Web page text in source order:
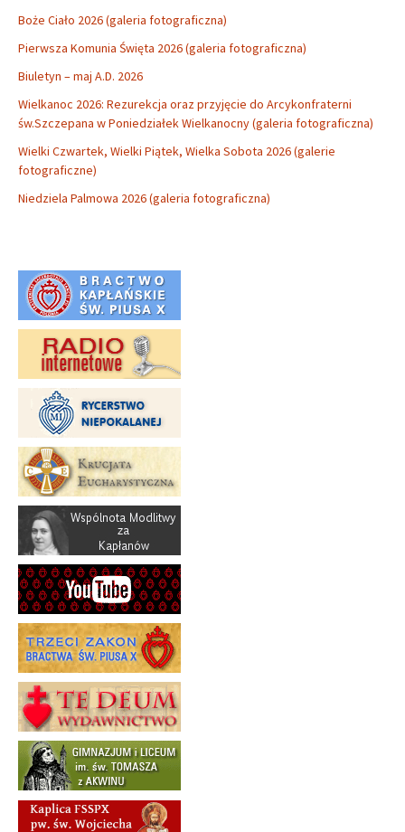
Boże Ciało 2026 (galeria fotograficzna)
Pierwsza Komunia Święta 2026 (galeria fotograficzna)
Biuletyn – maj A.D. 2026
Wielkanoc 2026: Rezurekcja oraz przyjęcie do Arcykonfraterni
św.Szczepana w Poniedziałek Wielkanocny (galeria fotograficzna)
Wielki Czwartek, Wielki Piątek, Wielka Sobota 2026 (galerie
fotograficzne)
Niedziela Palmowa 2026 (galeria fotograficzna)